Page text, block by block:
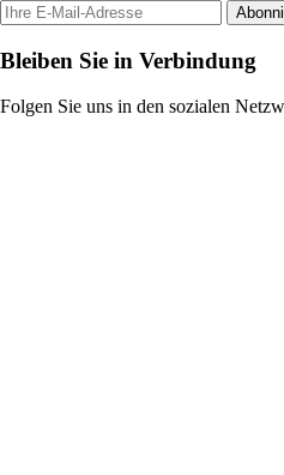
Bleiben Sie in Verbindung
Folgen Sie uns in den sozialen